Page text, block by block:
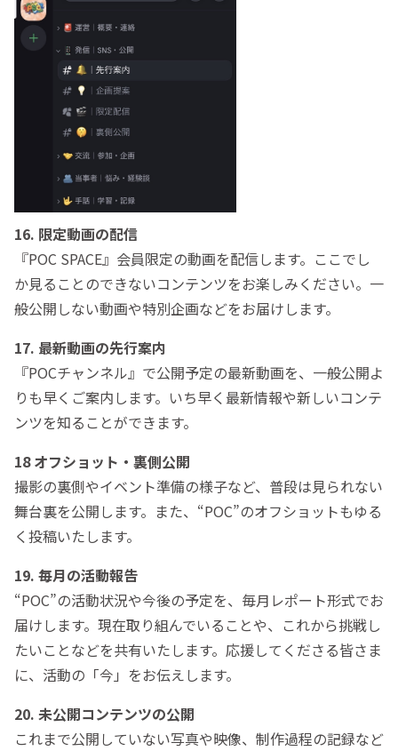
16. 限定動画の配信
『POC SPACE』会員限定の動画を配信します。ここでし
か見ることのできないコンテンツをお楽しみください。一
般公開しない動画や特別企画などをお届けします。
17. 最新動画の先行案内
『POCチャンネル』で公開予定の最新動画を、一般公開よ
りも早くご案内します。いち早く最新情報や新しいコンテ
ンツを知ることができます。
18 オフショット・裏側公開
撮影の裏側やイベント準備の様子など、普段は見られない
舞台裏を公開します。また、“POC”のオフショットもゆる
く投稿いたします。
19. 毎月の活動報告
“POC”の活動状況や今後の予定を、毎月レポート形式でお
届けします。現在取り組んでいることや、これから挑戦し
たいことなどを共有いたします。応援してくださる皆さま
に、活動の「今」をお伝えします。
20. 未公開コンテンツの公開
これまで公開していない写真や映像、制作過程の記録など